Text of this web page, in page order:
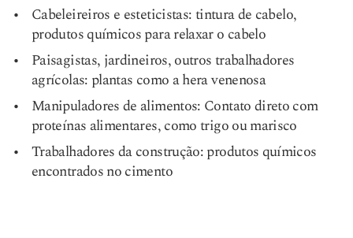
Cabeleireiros e esteticistas: tintura de cabelo,
produtos químicos para relaxar o cabelo
Paisagistas, jardineiros, outros trabalhadores
agrícolas: plantas como a hera venenosa
Manipuladores de alimentos: Contato direto com
proteínas alimentares, como trigo ou marisco
Trabalhadores da construção: produtos químicos
encontrados no cimento